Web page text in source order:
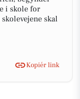
i skole for
skal
Kopiér link